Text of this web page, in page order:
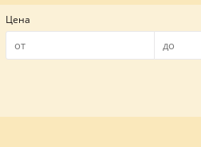
Цена